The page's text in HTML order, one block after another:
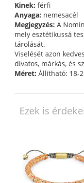
Kinek: férfi
Anyaga: nemesacél
Megjegyzés: A
mely esztétikussá
tárolását.
Viselését azon
divatos, márkás, és
Méret: Állítható: 18-
Ezek is